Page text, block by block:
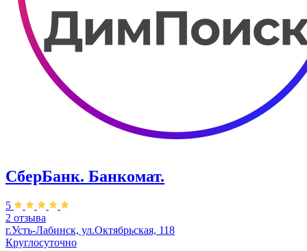
СберБанк. Банкомат.
5
2 отзыва
г.Усть-Лабинск, ул.​Октябрьская, 118
Круглосуточно